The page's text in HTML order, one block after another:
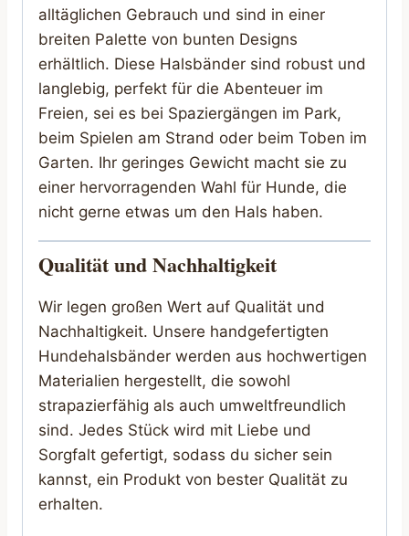
alltäglichen Gebrauch und sind in einer
breiten Palette von bunten Designs
erhältlich. Diese Halsbänder sind robust und
langlebig, perfekt für die Abenteuer im
Freien, sei es bei Spaziergängen im Park,
beim Spielen am Strand oder beim Toben im
Garten. Ihr geringes Gewicht macht sie zu
einer hervorragenden Wahl für Hunde, die
nicht gerne etwas um den Hals haben.
Qualität und Nachhaltigkeit
Wir legen großen Wert auf Qualität und
Nachhaltigkeit. Unsere handgefertigten
Hundehalsbänder werden aus hochwertigen
Materialien hergestellt, die sowohl
strapazierfähig als auch umweltfreundlich
sind. Jedes Stück wird mit Liebe und
Sorgfalt gefertigt, sodass du sicher sein
kannst, ein Produkt von bester Qualität zu
erhalten.